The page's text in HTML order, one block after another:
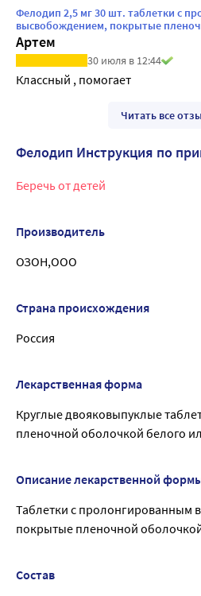
Фелодип 2,5 мг 30 шт. таблетки с
высвобождением, покрытые
Артем
30 июля в 12:44
Классный , помогает
Читать все
Фелодип Инструкция по
Беречь от детей
Производитель
ОЗОН,ООО
Страна происхождения
Россия
Лекарственная форма
Круглые двояковыпуклые
пленочной оболочкой белого
Описание лекарственной
Таблетки с пролонгированным
покрытые пленочной оболочкой
Состав